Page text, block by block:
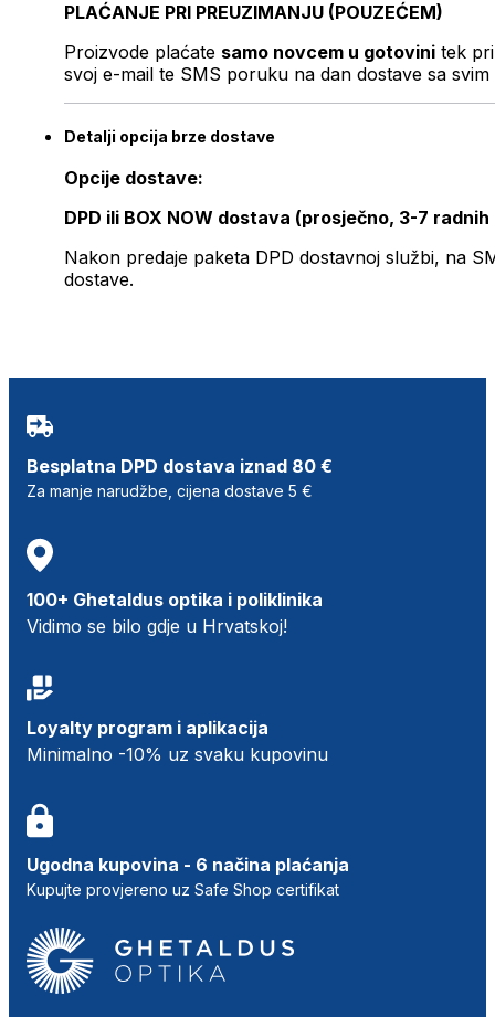
PLAĆANJE PRI PREUZIMANJU (POUZEĆEM)
Proizvode plaćate samo novcem u gotovini tek
svoj e-mail te SMS poruku na dan dostave sa svim
Detalji opcija brze dostave
Opcije dostave:
DPD ili BOX NOW dostava (prosječno, 3-7 radnih
Nakon predaje paketa DPD dostavnoj službi, na
dostave.
Besplatna DPD dostava iznad 80 €
Za manje narudžbe, cijena dostave 5 €
100+ Ghetaldus optika i poliklinika
Vidimo se bilo gdje u Hrvatskoj!
Loyalty program i aplikacija
Minimalno -10% uz svaku kupovinu
Ugodna kupovina - 6 načina plaćanja
Kupujte provjereno uz Safe Shop certifikat